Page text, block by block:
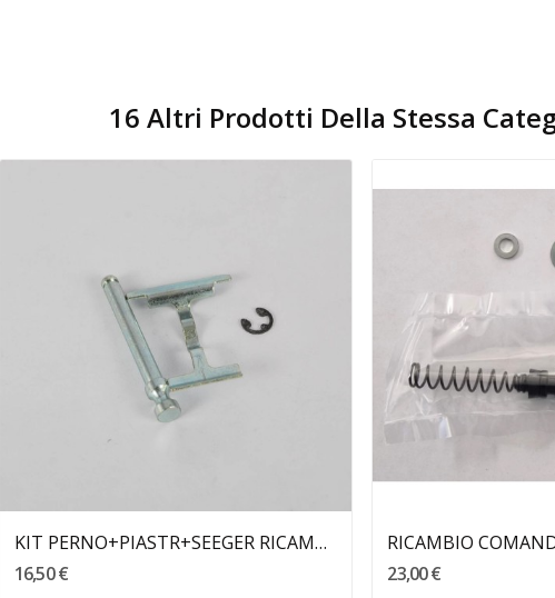
16 Altri Prodotti Della Stessa
KIT PERNO+PIASTR+SEEGER RICAMBIO PINZA...
16,50 €
23,00 €